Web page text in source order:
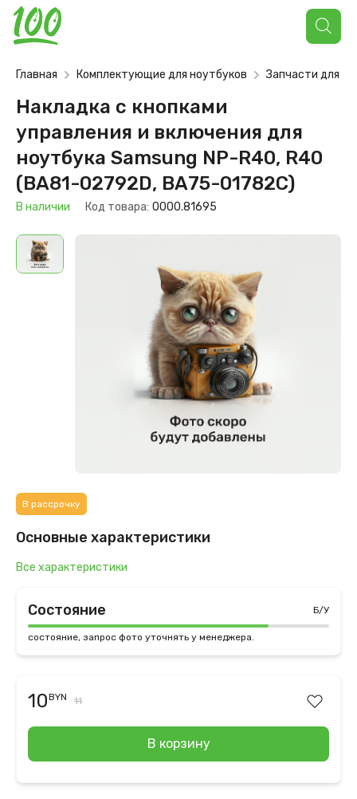
Поиск
товаров
Главная Комплектующие для ноутбуков Запчасти для
Накладка с кнопками
управления и включения для
ноутбука Samsung NP-R40, R40
(BA81-02792D, BA75-01782C)
В наличии Код товара: 0000.81695
В рассрочку
Основные характеристики
Все характеристики
Состояние Б/У
состояние, запрос фото уточнять у менеджера.
10BYN 11
В корзину